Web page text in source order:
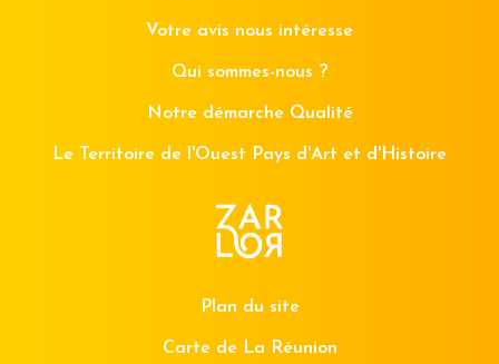
Votre avis nous intéresse
Qui sommes-nous ?
Notre démarche Qualité
Le Territoire de l'Ouest Pays d'Art et d'Histoire
Plan du site
Carte de La Réunion